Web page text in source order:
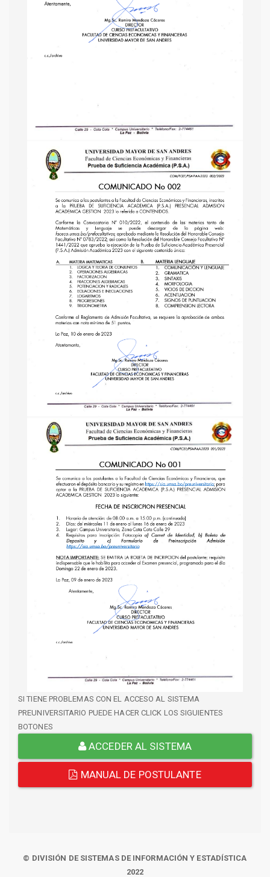
SI TIENE PROBLEMAS CON EL ACCESO AL SISTEMA
PREUNIVERSITARIO PUEDE HACER CLICK LOS SIGUIENTES
BOTONES
ACCEDER AL SISTEMA
MANUAL DE POSTULANTE
© DIVISIÓN DE SISTEMAS DE INFORMACIÓN Y ESTADÍSTICA
2022